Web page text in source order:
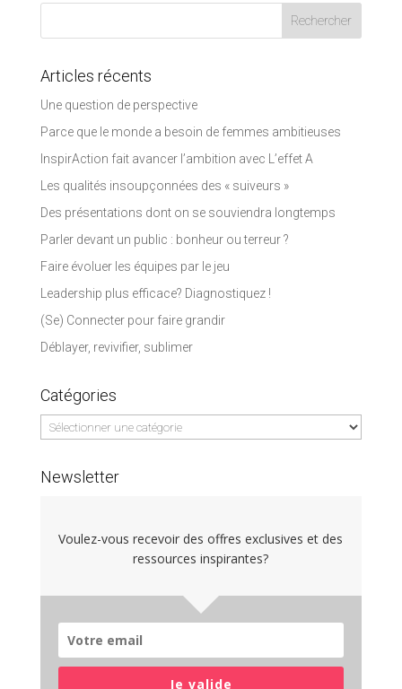
Articles récents
Une question de perspective
Parce que le monde a besoin de femmes ambitieuses
InspirAction fait avancer l’ambition avec L’effet A
Les qualités insoupçonnées des « suiveurs »
Des présentations dont on se souviendra longtemps
Parler devant un public : bonheur ou terreur ?
Faire évoluer les équipes par le jeu
Leadership plus efficace? Diagnostiquez !
(Se) Connecter pour faire grandir
Déblayer, revivifier, sublimer
Catégories
Catégories
Newsletter
Voulez-vous recevoir des offres exclusives et des
ressources inspirantes?
Je valide